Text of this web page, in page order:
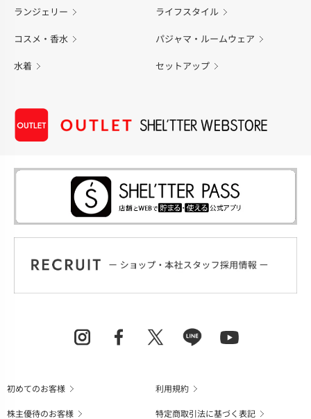
ランジェリー ライフスタイル
コスメ・香水 パジャマ・ルームウェア
水着 セットアップ
初めてのお客様
利用規約
株主優待のお客様
特定商取引法に基づく表記